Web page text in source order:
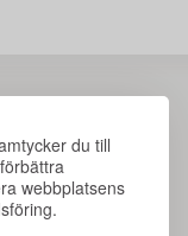
du till
webbplatsens